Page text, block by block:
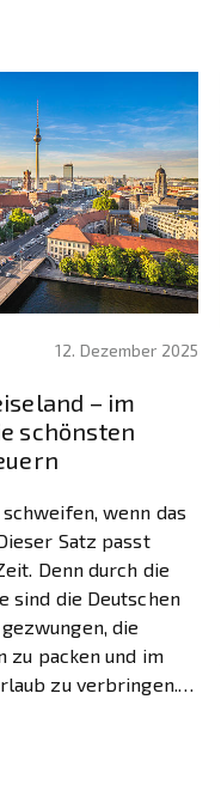
12. Dezember 2025
– im
schönsten
wenn das
Satz passt
Denn durch die
sind die Deutschen
die
zu packen und im
zu verbringen.